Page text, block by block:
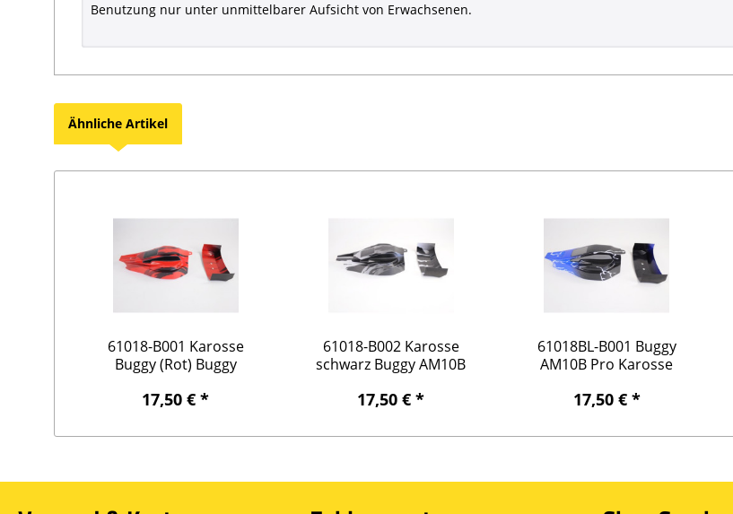
Benutzung nur unter unmittelbarer Aufsicht von Erwachsenen.
Ähnliche Artikel
61018-B001 Karosse
Buggy (Rot) Buggy
17,50 € *
61018-B002 Karosse
schwarz Buggy AM10B
17,50 € *
61018BL-B001 Buggy
AM10B Pro Karosse
17,50 € *